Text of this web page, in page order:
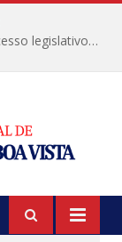
Câmara Municipal informa calendário de recesso legislativo de julho